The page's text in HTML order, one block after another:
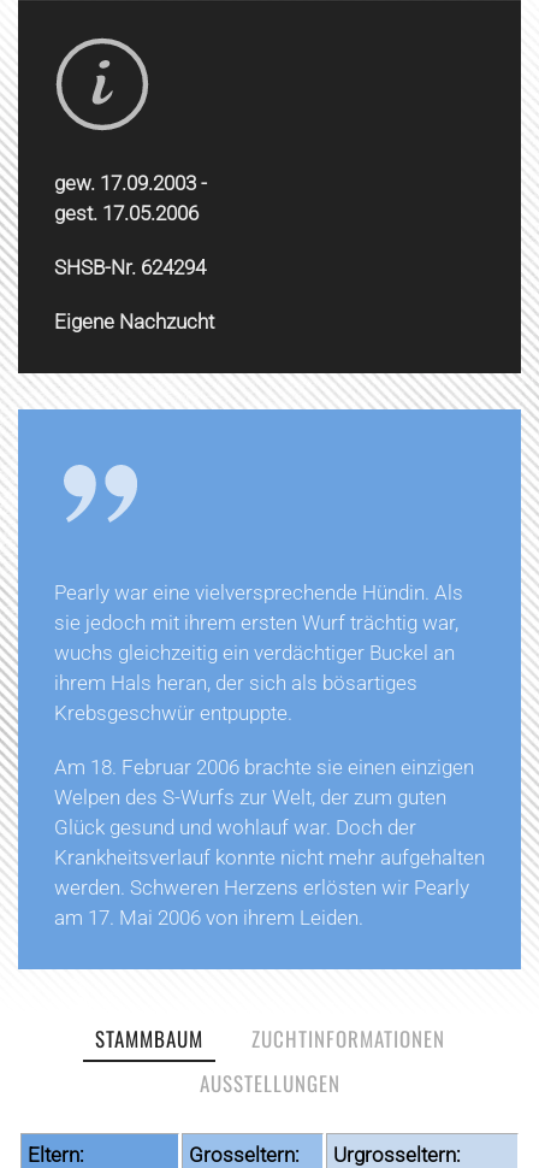
gew. 17.09.2003 -
gest. 17.05.2006
SHSB-Nr. 624294
Eigene Nachzucht
Pearly war eine vielversprechende Hündin. Als
sie jedoch mit ihrem ersten Wurf trächtig war,
wuchs gleichzeitig ein verdächtiger Buckel an
ihrem Hals heran, der sich als bösartiges
Krebsgeschwür entpuppte.
Am 18. Februar 2006 brachte sie einen einzigen
Welpen des S-Wurfs zur Welt, der zum guten
Glück gesund und wohlauf war. Doch der
Krankheitsverlauf konnte nicht mehr aufgehalten
werden. Schweren Herzens erlösten wir Pearly
am 17. Mai 2006 von ihrem Leiden.
STAMMBAUM
ZUCHTINFORMATIONEN
AUSSTELLUNGEN
Eltern: Grosseltern: Urgrosseltern: